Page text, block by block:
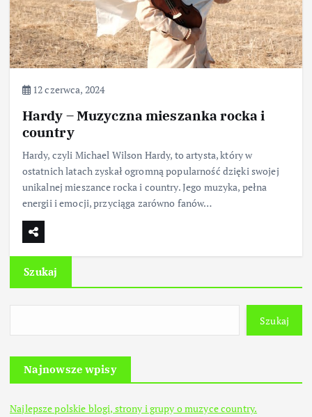
12 czerwca, 2024
Hardy – Muzyczna mieszanka rocka i
country
Hardy, czyli Michael Wilson Hardy, to artysta, który w
ostatnich latach zyskał ogromną popularność dzięki swojej
unikalnej mieszance rocka i country. Jego muzyka, pełna
energii i emocji, przyciąga zarówno fanów…
Szukaj
Szukaj
Najnowsze wpisy
Najlepsze polskie blogi, strony i grupy o muzyce country.